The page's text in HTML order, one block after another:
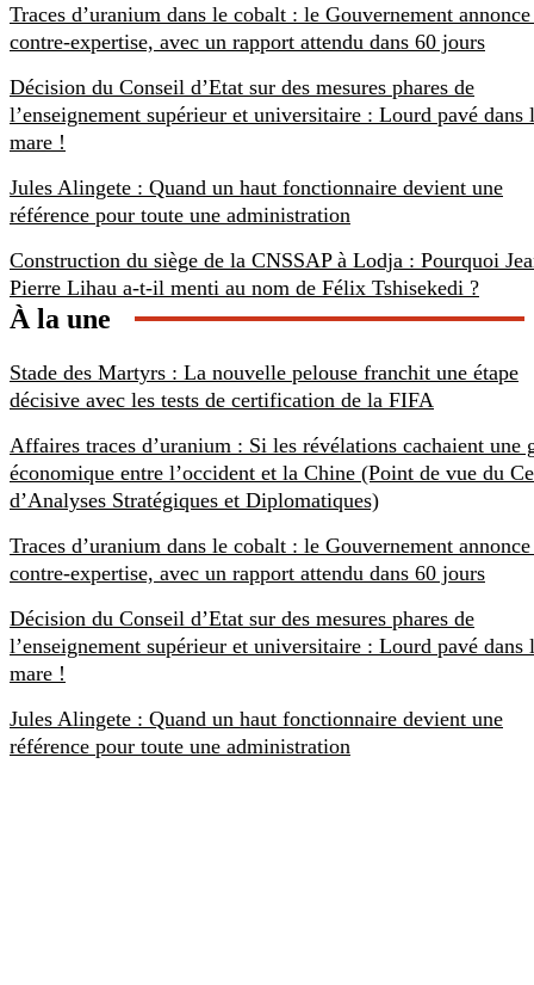
Traces d’uranium dans le cobalt : le Gouvernement
contre-expertise, avec un rapport attendu dans 60 jours
Décision du Conseil d’Etat sur des mesures phares de
l’enseignement supérieur et universitaire : Lourd pavé dans
mare !
Jules Alingete : Quand un haut fonctionnaire devient une
référence pour toute une administration
Construction du siège de la CNSSAP à Lodja : Pourquoi
Pierre Lihau a-t-il menti au nom de Félix Tshisekedi ?
À la une
Stade des Martyrs : La nouvelle pelouse franchit une étape
décisive avec les tests de certification de la FIFA
Affaires traces d’uranium : Si les révélations cachaient une
économique entre l’occident et la Chine (Point de vue du
d’Analyses Stratégiques et Diplomatiques)
Traces d’uranium dans le cobalt : le Gouvernement
contre-expertise, avec un rapport attendu dans 60 jours
Décision du Conseil d’Etat sur des mesures phares de
l’enseignement supérieur et universitaire : Lourd pavé dans
mare !
Jules Alingete : Quand un haut fonctionnaire devient une
référence pour toute une administration